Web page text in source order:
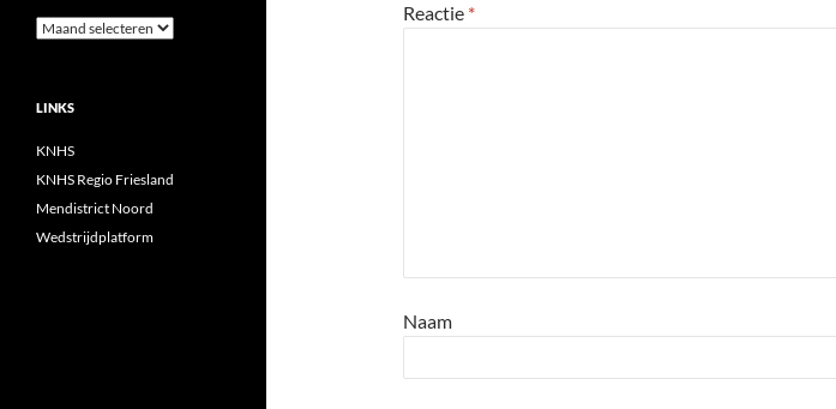
Reactie *
Naam
Archieven
LINKS
KNHS
KNHS Regio Friesland
Mendistrict Noord
Wedstrijdplatform